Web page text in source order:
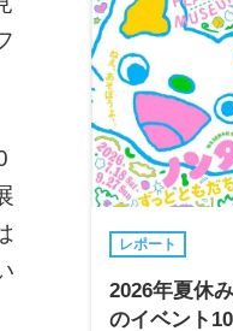
レポート
2026年夏休
のイベント